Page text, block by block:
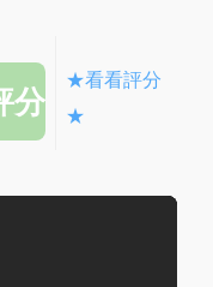
★看看評分
★